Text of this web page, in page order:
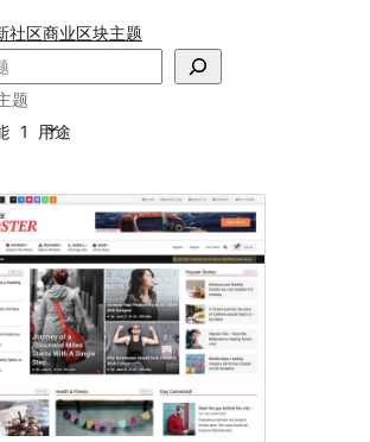
社区商业区块主题
题
1 用途